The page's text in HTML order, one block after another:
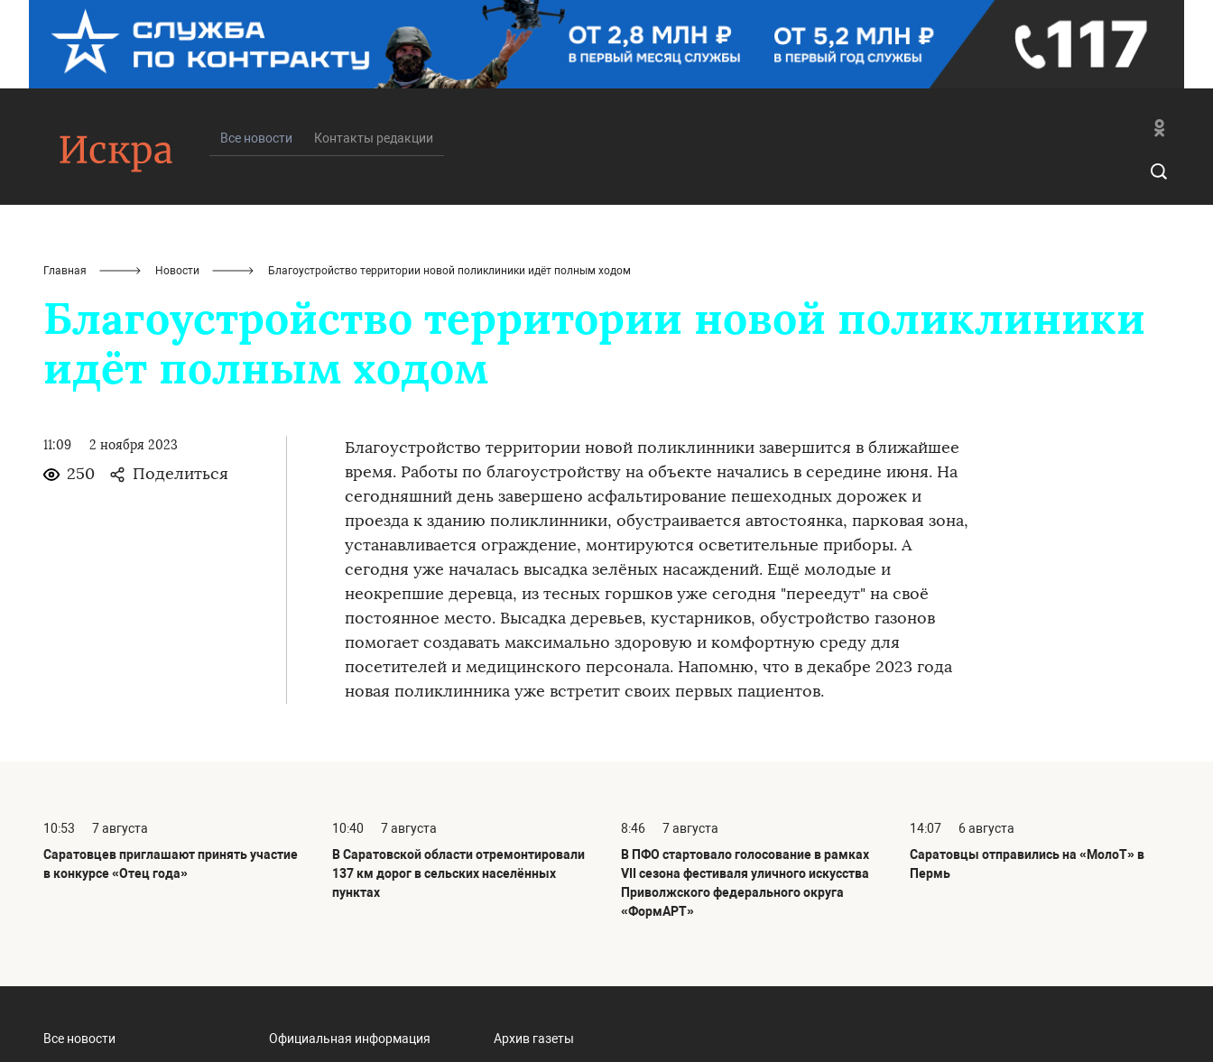
Все новости Контакты редакции
Главная Новости Благоустройство территории новой поликлиники идёт полным ходом
Благоустройство территории новой поликлиники
идёт полным ходом
11:09 2 ноября 2023
250 Поделиться
Благоустройство территории новой поликлинники завершится в ближайшее
время. Работы по благоустройству на объекте начались в середине июня. На
сегодняшний день завершено асфальтирование пешеходных дорожек и
проезда к зданию поликлинники, обустраивается автостоянка, парковая зона,
устанавливается ограждение, монтируются осветительные приборы. А
сегодня уже началась высадка зелёных насаждений. Ещё молодые и
неокрепшие деревца, из тесных горшков уже сегодня "переедут" на своё
постоянное место. Высадка деревьев, кустарников, обустройство газонов
помогает создавать максимально здоровую и комфортную среду для
посетителей и медицинского персонала. Напомню, что в декабре 2023 года
новая поликлинника уже встретит своих первых пациентов.
10:53
7 августа
Саратовцев приглашают принять участие
в конкурсе «Отец года»
10:40
7 августа
В Саратовской области отремонтировали
137 км дорог в сельских населённых
пунктах
8:46
7 августа
В ПФО стартовало голосование в рамках
VII сезона фестиваля уличного искусства
Приволжского федерального округа
«ФормАРТ»
14:07
6 августа
Саратовцы отправились на «МолоТ» в
Пермь
Все новости Официальная информация Архив газеты